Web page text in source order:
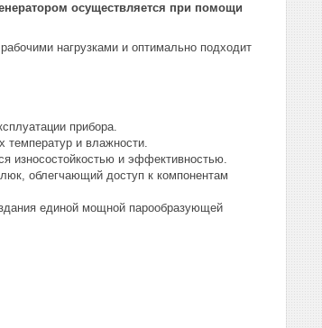
осуществляется при помощи
нагрузками и оптимально подходит
прибора.
температур и влажности.
износостойкостью и эффективностью.
облегчающий доступ к компонентам
единой мощной парообразующей